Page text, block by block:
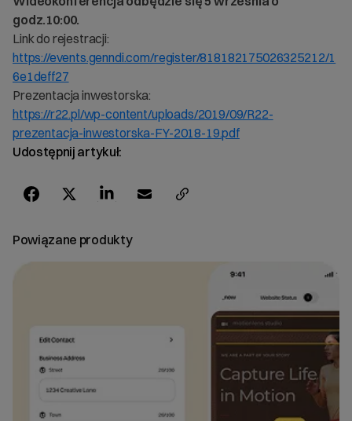
Udostępnij artykuł:
Powiązane produkty
godz.10:00.
Link do rejestracji:
https://events.genndi.com/register/818182175026325212/1
6e1deff27
Prezentacja inwestorska:
https://r22.pl/wp-content/uploads/2019/09/R22-
prezentacja-inwestorska-FY-2018-19.pdf